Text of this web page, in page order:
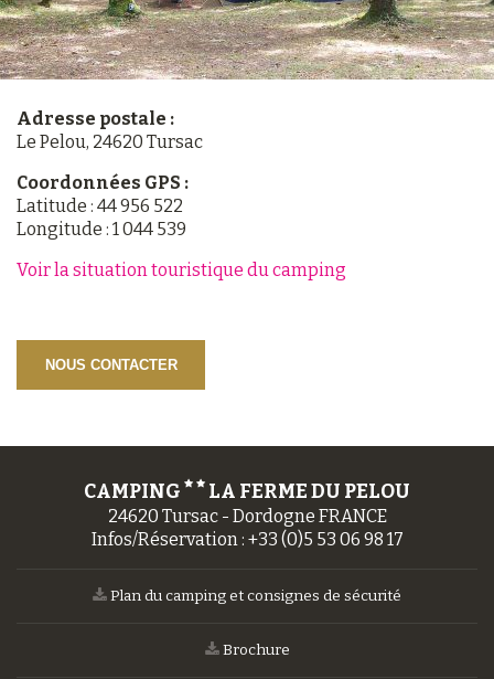
Adresse postale :
Le Pelou, 24620 Tursac
Coordonnées GPS :
Latitude : 44 956 522
Longitude : 1 044 539
Voir la situation touristique du camping
NOUS CONTACTER
CAMPING LA FERME DU PELOU
24620 Tursac - Dordogne FRANCE
Infos/Réservation : +33 (0)5 53 06 98 17
Plan du camping et consignes de sécurité
Brochure